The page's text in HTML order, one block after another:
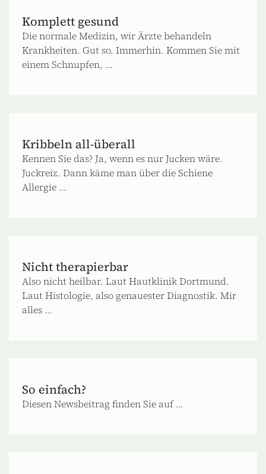
Komplett gesund
Die normale Medizin, wir Ärzte behandeln
Krankheiten. Gut so. Immerhin. Kommen Sie mit
einem Schnupfen, ...
Kribbeln all-überall
Kennen Sie das? Ja, wenn es nur Jucken wäre.
Juckreiz. Dann käme man über die Schiene
Allergie ...
Nicht therapierbar
Also nicht heilbar. Laut Hautklinik Dortmund.
Laut Histologie, also genauester Diagnostik. Mir
alles ...
So einfach?
Diesen Newsbeitrag finden Sie auf ...